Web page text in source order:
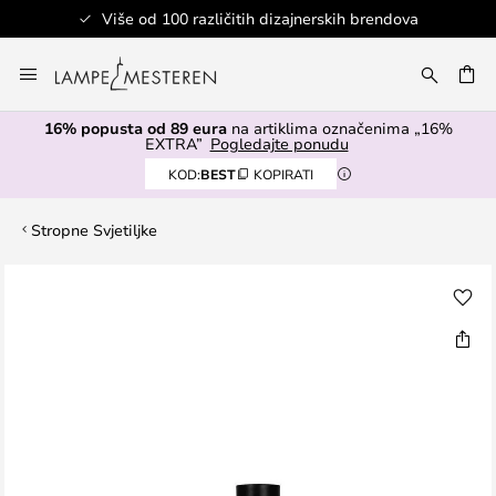
Više od 100 različitih dizajnerskih brendova
to
Content
16% popusta od 89 eurana artiklima označenima „16%
EXTRA” Pogledajte ponudu
KOD:BEST KOPIRATI
Stropne Svjetiljke